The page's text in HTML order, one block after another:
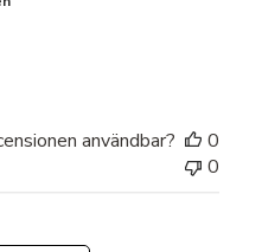
användbar?
0
0